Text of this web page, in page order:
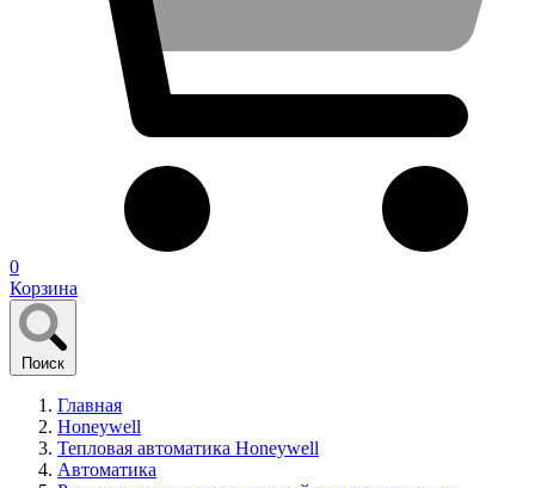
0
Корзина
Поиск
Главная
Honeywell
Тепловая автоматика Honeywell
Автоматика